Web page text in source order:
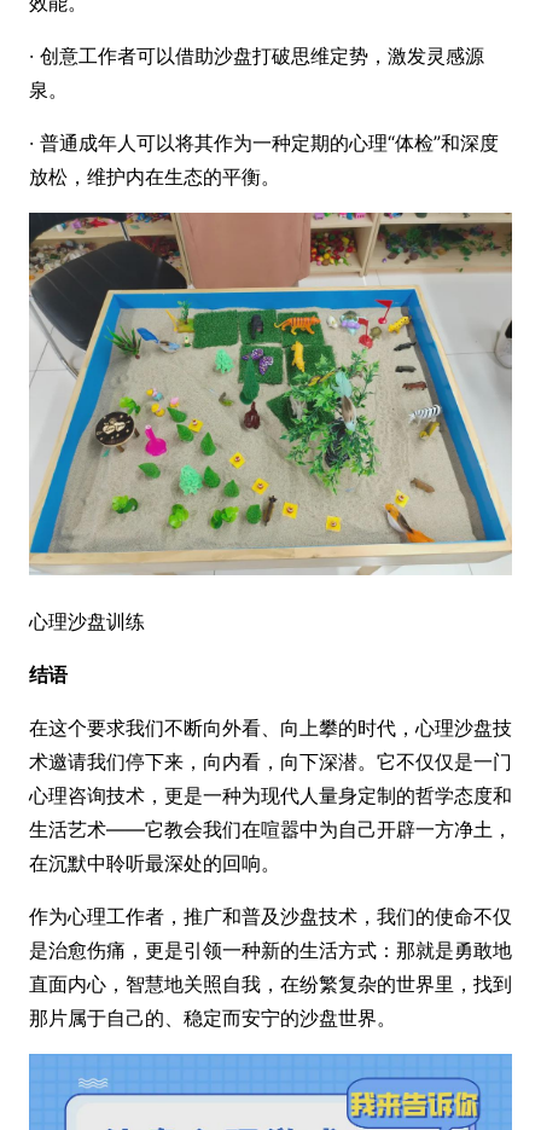
· 创意工作者可以借助沙盘打破思维定势，激发灵感源
泉。
· 普通成年人可以将其作为一种定期的心理“体检”和深度
放松，维护内在生态的平衡。
心理沙盘训练
结语
在这个要求我们不断向外看、向上攀的时代，心理沙盘技
术邀请我们停下来，向内看，向下深潜。它不仅仅是一门
心理咨询技术，更是一种为现代人量身定制的哲学态度和
生活艺术——它教会我们在喧嚣中为自己开辟一方净土，
在沉默中聆听最深处的回响。
作为心理工作者，推广和普及沙盘技术，我们的使命不仅
是治愈伤痛，更是引领一种新的生活方式：那就是勇敢地
直面内心，智慧地关照自我，在纷繁复杂的世界里，找到
那片属于自己的、稳定而安宁的沙盘世界。